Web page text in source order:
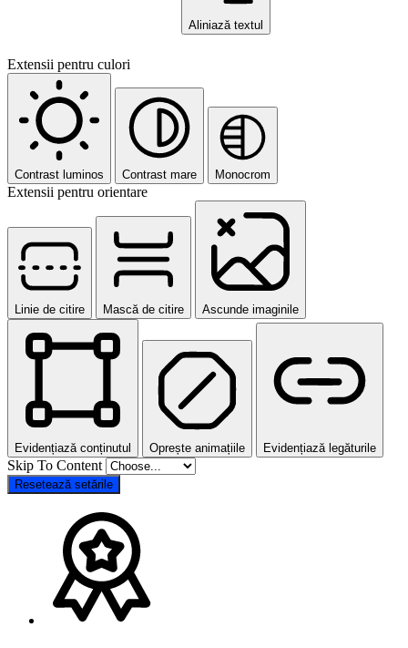
Aliniază textul
Extensii pentru culori
Contrast luminos Contrast mare Monocrom
Extensii pentru orientare
Linie de citire Mască de citire Ascunde imaginile
Evidențiază conținutul Oprește animațiile Evidențiază legăturile
Skip To Content
Resetează setările